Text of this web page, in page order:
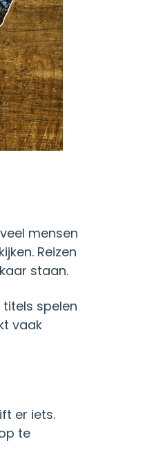
mensen
Reizen
staan.
spelen
vaak
er iets.
te